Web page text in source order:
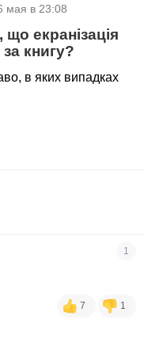
мая в 23:08
екранізація
книгу?
в яких випадках
1
7 1